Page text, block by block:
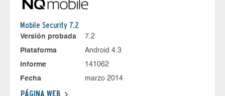
Mobile Security 7.2
Versión probada
7.2
Plataforma
Android 4.3
Informe
141062
Fecha
marzo 2014
PÁGINA WEB